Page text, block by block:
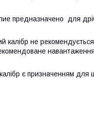
предназначено для
калібр не
є призначенням для